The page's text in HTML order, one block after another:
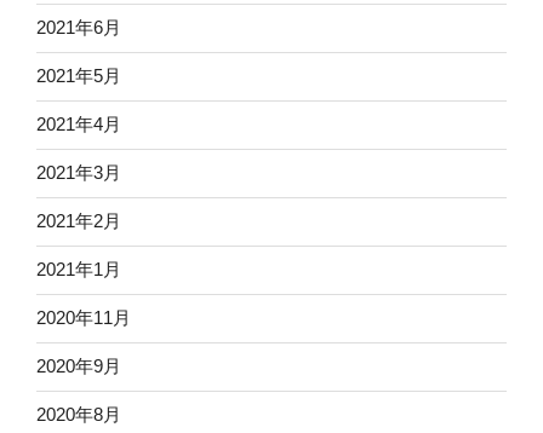
2021年6月
2021年5月
2021年4月
2021年3月
2021年2月
2021年1月
2020年11月
2020年9月
2020年8月